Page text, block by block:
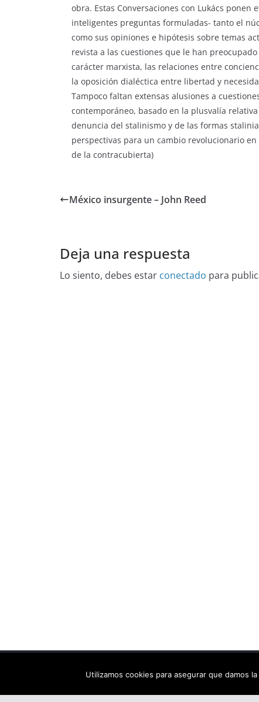
obra. Estas Conversaciones con Lukács
inteligentes preguntas formuladas- tanto el
como sus opiniones e hipótesis sobre temas
revista a las cuestiones que le han
carácter marxista, las relaciones entre
la oposición dialéctica entre libertad y
Tampoco faltan extensas alusiones a
contemporáneo, basado en la plusvalía
denuncia del stalinismo y de las formas
perspectivas para un cambio revolucionario
de la contracubierta)
México insurgente – John Reed
Deja una respuesta
Lo siento, debes estar conectado para
Copyright © 2026 Els arbres de Fahrenheit:
Utilizamos cookies para asegurar que damos